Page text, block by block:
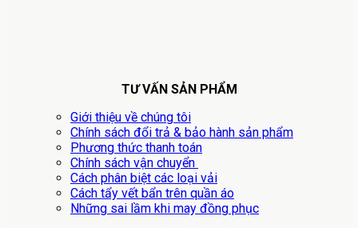
TƯ VẤN SẢN PHẨM
Giới thiệu về chúng tôi
Chính sách đổi trả & bảo hành sản phẩm
Phương thức thanh toán
Chính sách vận chuyển
Cách phân biệt các loại vải
Cách tẩy vết bẩn trên quần áo
Những sai lầm khi may đồng phục